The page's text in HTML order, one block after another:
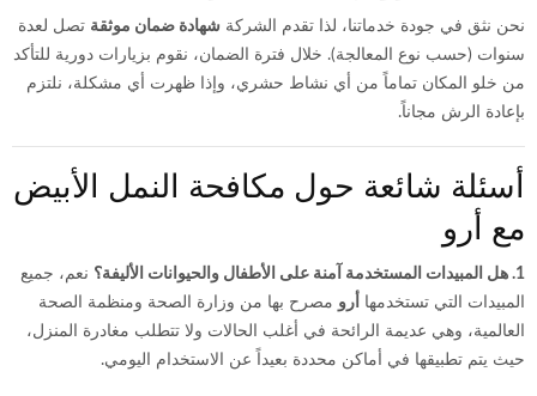
نحن نثق في جودة خدماتنا، لذا تقدم الشركة شهادة ضمان موثقة تصل لعدة
سنوات (حسب نوع المعالجة). خلال فترة الضمان، نقوم بزيارات دورية للتأكد
من خلو المكان تماماً من أي نشاط حشري، وإذا ظهرت أي مشكلة، نلتزم
بإعادة الرش مجاناً.
أسئلة شائعة حول مكافحة النمل الأبيض
مع أرو
1. هل المبيدات المستخدمة آمنة على الأطفال والحيوانات الأليفة؟
نعم، جميع
المبيدات التي تستخدمها
أرو مصرح بها من وزارة الصحة ومنظمة الصحة
العالمية، وهي عديمة الرائحة في أغلب الحالات ولا تتطلب مغادرة المنزل،
حيث يتم تطبيقها في أماكن محددة بعيداً عن الاستخدام اليومي.